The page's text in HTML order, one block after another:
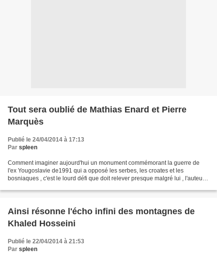
Tout sera oublié de Mathias Enard et Pierre
Marquès
Publié le 24/04/2014 à 17:13
Par spleen
Comment imaginer aujourd'hui un monument commémorant la guerre de
l'ex Yougoslavie de1991 qui a opposé les serbes, les croates et les
bosniaques , c'est le lourd défi que doit relever presque malgré lui , l'auteur.
Ainsi résonne l'écho infini des montagnes de
Khaled Hosseini
Publié le 22/04/2014 à 21:53
Par spleen